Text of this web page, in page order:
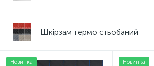
Шкірзам термо стьобаний
Новинка Новинка